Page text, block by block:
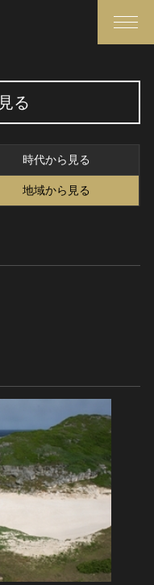
さらに詳細検索
館、美術館の皆さまへ
庁よりご挨拶
サイトリンク
トマップ
トのご意見はこちら
る
時代から見る
地域から見る